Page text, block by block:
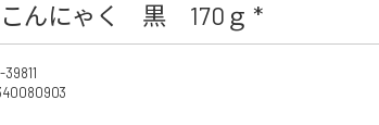
んにゃく 黒 170ｇ *